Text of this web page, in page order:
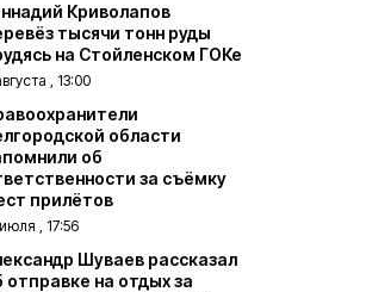
Криволапов
тысячи тонн руды
на Стойленском ГОКе
, 13:00
области
об
за съёмку
прилётов
, 17:56
Шуваев рассказал
отправке на отдых за